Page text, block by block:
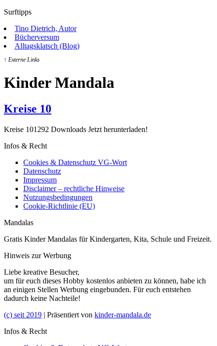
Surftipps
Tino Dietrich, Autor
Bücherversum
Alltagsklatsch (Blog)
↑ Externe Links
Kinder Mandala
Kreise 10
Kreise 101292 Downloads Jetzt herunterladen!
Infos & Recht
Cookies & Datenschutz VG-Wort
Datenschutz
Impressum
Disclaimer – rechtliche Hinweise
Nutzungsbedingungen
Cookie-Richtlinie (EU)
Mandalas
Gratis Kinder Mandalas für Kindergarten, Kita, Schule und Freizeit.
Hinweis zur Werbung
Liebe kreative Besucher,
um für euch dieses Hobby kostenlos anbieten zu können, habe ich
an einigen Stellen Werbung eingebunden. Für euch entstehen
dadurch keine Nachteile!
(c) seit 2019 | Präsentiert von kinder-mandala.de
Infos & Recht